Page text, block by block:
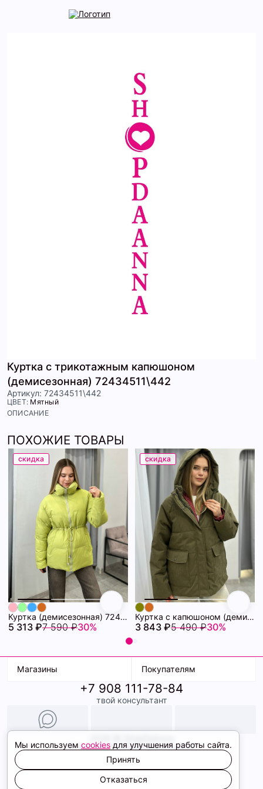
Куртка с трикотажным капюшоном
(демисезонная) 72434511\442
Артикул: 72434511\442
ЦВЕТ: Мятный
ОПИСАНИЕ
ПОХОЖИЕ ТОВАРЫ
скидка
Куртка (демисезонная) 72462280\26
5 313 ₽7 590 ₽30%
скидка
Куртка с капюшоном (демисезонная) 72462086\434
3 843 ₽5 490 ₽30%
Магазины
ТК Терминал
ТРК Континент
Покупателям
Доставка
Условия оплаты
Образы
+7 908 111-78-84
твой консультант
Политика конфиденциальности
Соглашение cookie
Сайт создали
Мы используем cookies для улучшения работы сайта.
Принять
Отказаться